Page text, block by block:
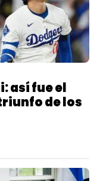
así fue el
de los